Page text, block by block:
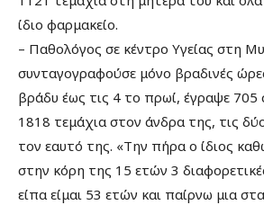
ίδιο φαρμακείο.
– Παθολόγος σε κέντρο Υγείας στη
συνταγογραφούσε μόνο βραδινές
βράδυ έως τις 4 το πρωί, έγραψε 705
1818 τεμάχια στον άνδρα της, τις
τον εαυτό της. «Την πήρα ο ίδιος
στην κόρη της 15 ετών 3
είπα είμαι 53 ετών και παίρνω μια